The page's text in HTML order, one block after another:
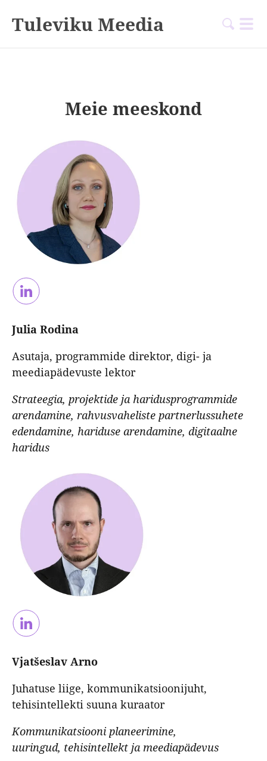
Tuleviku Meedia
Meie meeskond
Julia Rodina
Asutaja, programmide direktor, digi- ja
meediapädevuste lektor
Strateegia, projektide ja haridusprogrammide
arendamine, rahvusvaheliste partnerlussuhete
edendamine, hariduse arendamine, digitaalne
haridus
Vjatšeslav Arno
Juhatuse liige, kommunikatsioonijuht,
tehisintellekti suuna kuraator
Kommunikatsiooni planeerimine,
uuringud, tehisintellekt ja meediapädevus